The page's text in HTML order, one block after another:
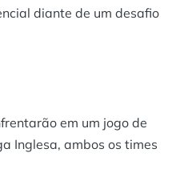
diante de um desafio
em um jogo de
Inglesa, ambos os times